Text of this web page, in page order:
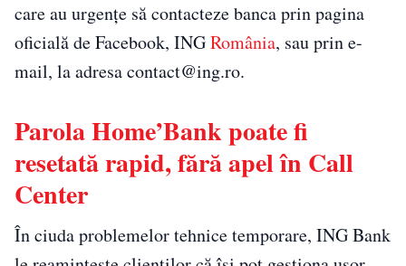
care au urgențe să contacteze banca prin pagina
oficială de Facebook, INGRomânia, sau prin e-
mail, la adresa contact@ing.ro.
Parola Home’Bank poate fi
resetată rapid, fără apel în Call
Center
În ciuda problemelor tehnice temporare, ING Bank